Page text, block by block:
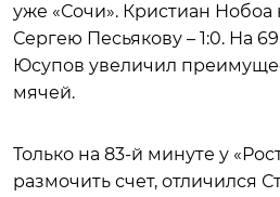
уже «Сочи». Кристиан Нобоа
Сергею Песьякову – 1:0. На
Юсупов увеличил
мячей.
Только на 83-й минуте у
размочить счет, отличился